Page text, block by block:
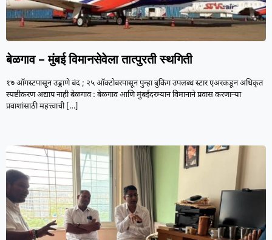
बेळगाव – मुंबई विमानसेवेला तात्पुरती स्थगिती
१७ ऑगस्टपासून उड्डाणे बंद ; २५ ऑक्टोबरपासून पुन्हा बुकिंग उपलब्ध स्टार एअरकडून अधिकृत
स्पष्टीकरण अद्याप नाही बेळगाव : बेळगाव आणि मुंबईदरम्यान विमानाने प्रवास करणाऱ्या
प्रवाशांसाठी महत्त्वाची[…]